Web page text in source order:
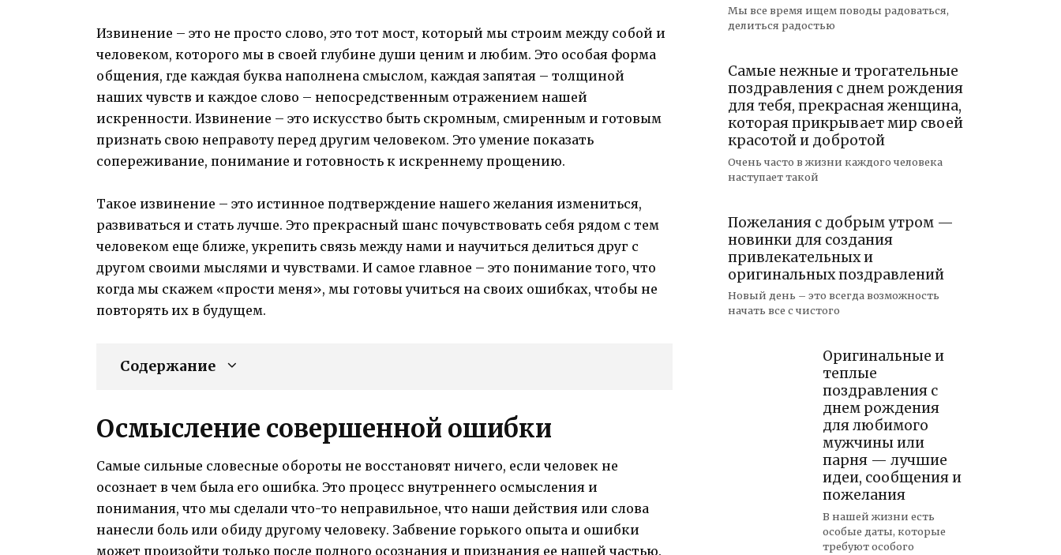
Извинение – это не просто слово, это тот мост, который мы строим между собой и
человеком, которого мы в своей глубине души ценим и любим. Это особая форма
общения, где каждая буква наполнена смыслом, каждая запятая – толщиной
наших чувств и каждое слово – непосредственным отражением нашей
искренности. Извинение – это искусство быть скромным, смиренным и готовым
признать свою неправоту перед другим человеком. Это умение показать
сопереживание, понимание и готовность к искреннему прощению.
Такое извинение – это истинное подтверждение нашего желания измениться,
развиваться и стать лучше. Это прекрасный шанс почувствовать себя рядом с тем
человеком еще ближе, укрепить связь между нами и научиться делиться друг с
другом своими мыслями и чувствами. И самое главное – это понимание того, что
когда мы скажем «прости меня», мы готовы учиться на своих ошибках, чтобы не
повторять их в будущем.
Содержание
Осмысление совершенной ошибки
Самые сильные словесные обороты не восстановят ничего, если человек не
осознает в чем была его ошибка. Это процесс внутреннего осмысления и
понимания, что мы сделали что-то неправильное, что наши действия или слова
нанесли боль или обиду другому человеку. Забвение горького опыта и ошибки
может произойти только после полного осознания и признания ее нашей частью.
Мы все время ищем поводы радоваться,
делиться радостью
Самые нежные и трогательные
поздравления с днем рождения
для тебя, прекрасная женщина,
которая прикрывает мир своей
красотой и добротой
Очень часто в жизни каждого человека
наступает такой
Пожелания с добрым утром —
новинки для создания
привлекательных и
оригинальных поздравлений
Новый день – это всегда возможность
начать все с чистого
Оригинальные и
теплые
поздравления с
днем рождения
для любимого
мужчины или
парня — лучшие
идеи, сообщения и
пожелания
В нашей жизни есть
особые даты, которые
требуют особого